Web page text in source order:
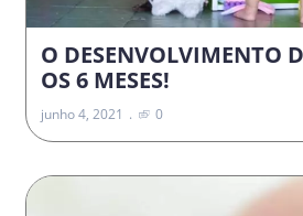
O DESENVOLVIMENTO
OS 6 MESES!
junho 4, 2021 0